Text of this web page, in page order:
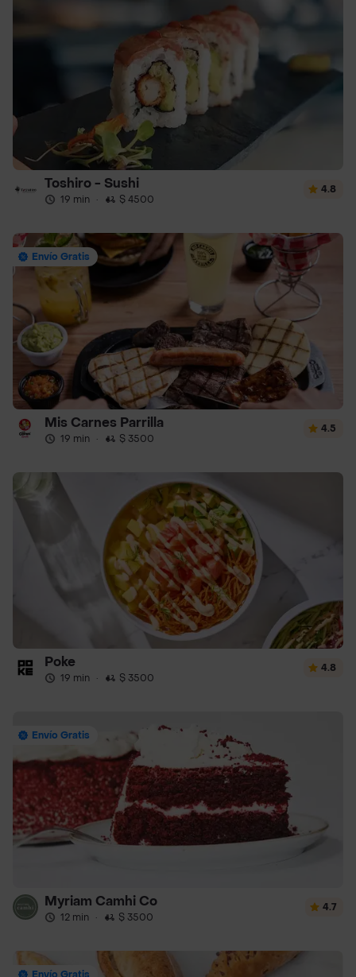
Toshiro - Sushi
19 min · $ 4500
4.8
Envío Gratis
Mis Carnes Parrilla
19 min · $ 3500
4.5
Poke
19 min · $ 3500
4.8
Envío Gratis
Myriam Camhi Co
12 min · $ 3500
4.7